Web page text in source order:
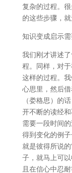
复杂的过程。
的这些步骤，
知识变成启示
我们刚才讲述
程。同样，对
这样的过程。
心思里，然后
（娄格思）的
开不断的读经
需要一段时间
得到变化的例
就是彼得所说
子，就马上可
且在信心中忍